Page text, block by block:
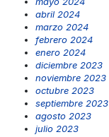
abril 2024
marzo 2024
febrero 2024
enero 2024
diciembre 2023
noviembre 2023
octubre 2023
septiembre 2023
agosto 2023
julio 2023